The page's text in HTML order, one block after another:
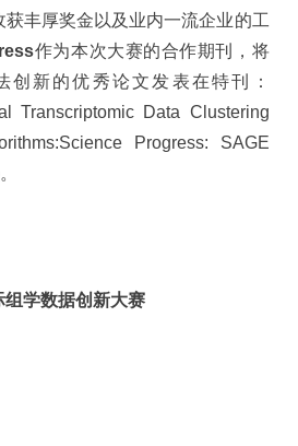
丰厚奖金以及业内一流企业的工
作为本次大赛的合作期刊，将
创新的优秀论文发表在特刊：
Transcriptomic Data Clustering
Progress: SAGE
组学数据创新大赛